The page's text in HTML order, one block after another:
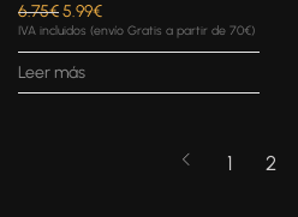
6.75€5.99€
IVA incluidos (envío Gratis a partir de 70€)
Leer más
1 2